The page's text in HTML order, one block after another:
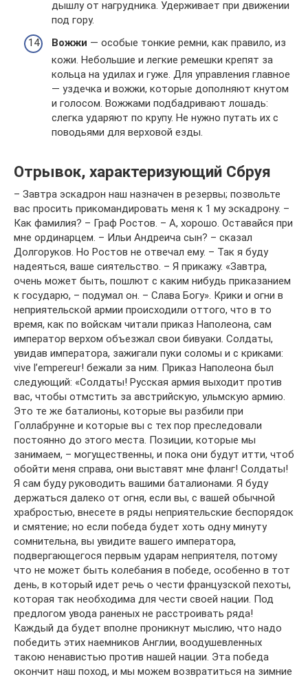
дышлу от нагрудника. Удерживает при движении
под гору.
Вожжи — особые тонкие ремни, как правило, из
кожи. Небольшие и легкие ремешки крепят за
кольца на удилах и гуже. Для управления главное
— уздечка и вожжи, которые дополняют кнутом
и голосом. Вожжами подбадривают лошадь:
слегка ударяют по крупу. Не нужно путать их с
поводьями для верховой езды.
Отрывок, характеризующий Сбруя
– Завтра эскадрон наш назначен в резервы; позвольте
вас просить прикомандировать меня к 1 му эскадрону. –
Как фамилия? – Граф Ростов. – А, хорошо. Оставайся при
мне ординарцем. – Ильи Андреича сын? – сказал
Долгоруков. Но Ростов не отвечал ему. – Так я буду
надеяться, ваше сиятельство. – Я прикажу. «Завтра,
очень может быть, пошлют с каким нибудь приказанием
к государю, – подумал он. – Слава Богу». Крики и огни в
неприятельской армии происходили оттого, что в то
время, как по войскам читали приказ Наполеона, сам
император верхом объезжал свои бивуаки. Солдаты,
увидав императора, зажигали пуки соломы и с криками:
vive l’empereur! бежали за ним. Приказ Наполеона был
следующий: «Солдаты! Русская армия выходит против
вас, чтобы отмстить за австрийскую, ульмскую армию.
Это те же баталионы, которые вы разбили при
Голлабрунне и которые вы с тех пор преследовали
постоянно до этого места. Позиции, которые мы
занимаем, – могущественны, и пока они будут итти, чтоб
обойти меня справа, они выставят мне фланг! Солдаты!
Я сам буду руководить вашими баталионами. Я буду
держаться далеко от огня, если вы, с вашей обычной
храбростью, внесете в ряды неприятельские беспорядок
и смятение; но если победа будет хоть одну минуту
сомнительна, вы увидите вашего императора,
подвергающегося первым ударам неприятеля, потому
что не может быть колебания в победе, особенно в тот
день, в который идет речь о чести французской пехоты,
которая так необходима для чести своей нации. Под
предлогом увода раненых не расстроивать ряда!
Каждый да будет вполне проникнут мыслию, что надо
победить этих наемников Англии, воодушевленных
такою ненавистью против нашей нации. Эта победа
окончит наш поход, и мы можем возвратиться на зимние